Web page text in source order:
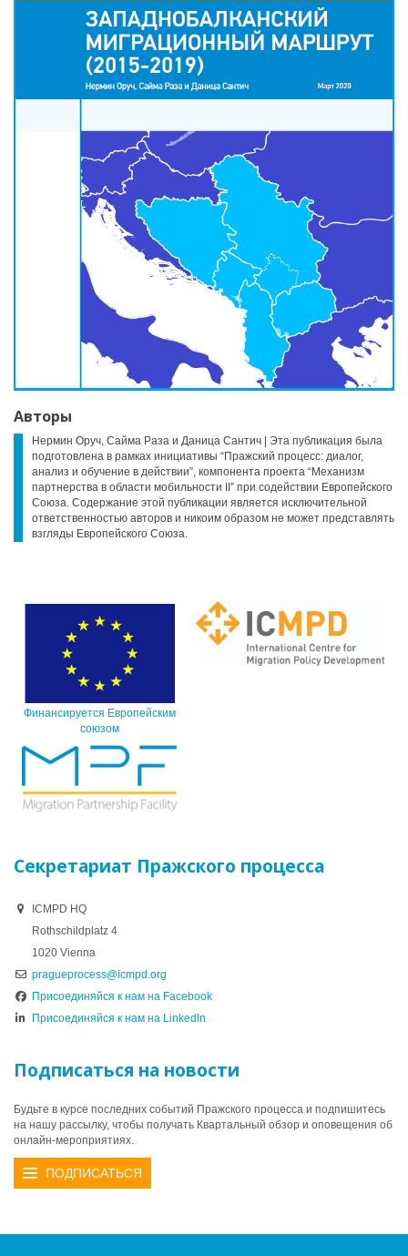
Авторы
Нермин Оруч, Сайма Раза и Даница Сантич | Эта публикация была
подготовлена в рамках инициативы “Пражский процесс: диалог,
анализ и обучение в действии”, компонента проекта “Механизм
партнерства в области мобильности II” при содействии Европейского
Союза. Содержание этой публикации является исключительной
ответственностью авторов и никоим образом не может представлять
взгляды Европейского Союза.
Финансируется Европейским
союзом
Секретариат Пражского процесса
ICMPD HQ
Rothschildplatz 4
1020 Vienna
pragueprocess@icmpd.org
Присоединяйся к нам на Facebook
Присоединяйся к нам на LinkedIn
Подписаться на новости
Будьте в курсе последних событий Пражского процесса и подпишитесь
на нашу рассылку, чтобы получать Квартальный обзор и оповещения об
онлайн-мероприятиях.
ПОДПИСАТЬСЯ